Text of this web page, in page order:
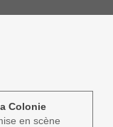
Colonie
en scène